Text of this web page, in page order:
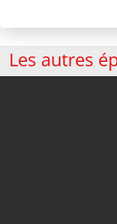
Les autres